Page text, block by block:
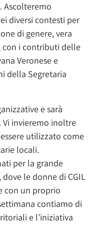
Ascolteremo
diversi contesti per
di genere, vera
con i contributi delle
Veronese e
della Segretaria
e sarà
Vi invieremo inoltre
utilizzato come
locali.
per la grande
le donne di CGIL
con un proprio
contiamo di
e l’iniziativa